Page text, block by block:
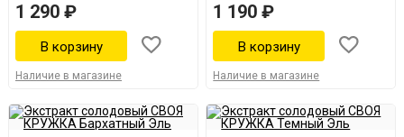
1 290 ₽
Наличие в магазине
1 190 ₽
Наличие в магазине